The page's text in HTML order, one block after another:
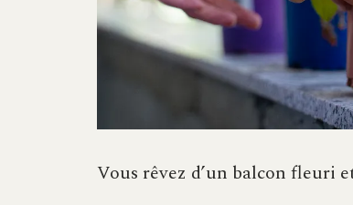
Vous rêvez d’un balcon fleuri